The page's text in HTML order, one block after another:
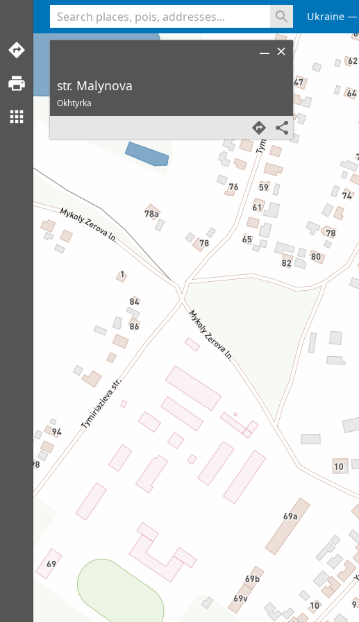
Ukraine
str. Malynova
Okhtyrka
<% console.log(hcard) %>